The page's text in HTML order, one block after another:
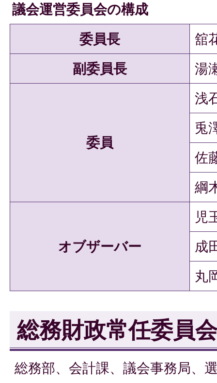
議会運営委員会の構成
委員長
舘
副委員長
湯
委員
浅
兎
佐
綱
オブザーバー
児
成
丸
総務財政常任委員会
総務部、会計課、議会事務局、